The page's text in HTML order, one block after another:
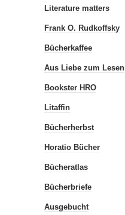
Literature matters
Frank O. Rudkoffsky
Bücherkaffee
Aus Liebe zum Lesen
Bookster HRO
Litaffin
Bücherherbst
Horatio Bücher
Bücheratlas
Bücherbriefe
Ausgebucht